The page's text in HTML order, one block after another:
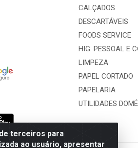
terceiros para
ao usuário, apresentar
CALÇADOS
DESCARTÁVEIS
FOODS SERVICE
HIG. PESSOAL E
LIMPEZA
PAPEL CORTADO
PAPELARIA
UTILIDADES